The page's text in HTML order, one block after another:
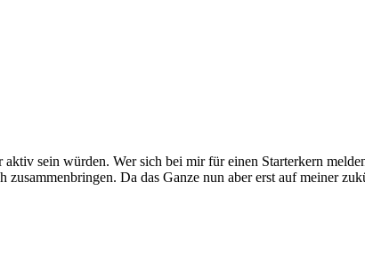
sein würden. Wer sich bei mir für einen Starterkern
Da das Ganze nun aber erst auf meiner